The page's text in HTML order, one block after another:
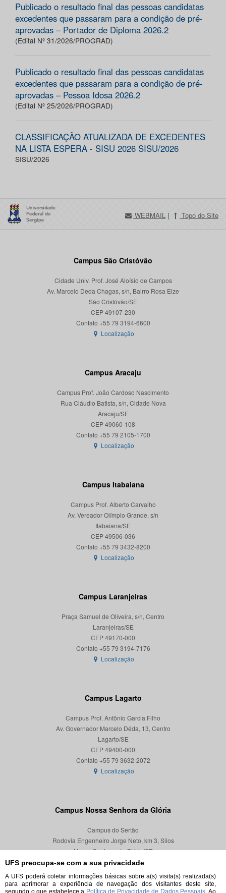
UFS preocupa-se com a sua privacidade
A UFS poderá coletar informações básicas sobre a(s) visita(s) realizada(s)
para aprimorar a experiência de navegação dos visitantes deste site,
segundo o que estabelece a Política de Privacidade de Dados Pessoais. Ao
Publicado o resultado final das pessoas candidatas
excedentes que passaram para a condição de pré-
aprovadas – Portador de Diploma 2026.2
(Edital Nº 31/2026/PROGRAD)
Publicado o resultado final das pessoas candidatas
excedentes que passaram para a condição de pré-
aprovadas – Pessoa Idosa 2026.2
(Edital Nº 25/2026/PROGRAD)
CLASSIFICAÇÃO ATUALIZADA DE EXCEDENTES
NA LISTA ESPERA - SISU 2026 SISU/2026
SISU/2026
WEBMAIL | Topo do Site
Campus São Cristóvão
Cidade Univ. Prof. José Aloísio de Campos
Av. Marcelo Deda Chagas, s/n, Bairro Rosa Elze
São Cristóvão/SE
CEP 49107-230
Localização
Campus Aracaju
Campus Prof. João Cardoso Nascimento
Rua Cláudio Batista, s/n, Cidade Nova
Aracaju/SE
CEP 49060-108
Localização
Campus Itabaiana
Campus Prof. Alberto Carvalho
Av. Vereador Olímpio Grande, s/n
Itabaiana/SE
CEP 49506-036
Localização
Campus Laranjeiras
Praça Samuel de Oliveira, s/n, Centro
Laranjeiras/SE
CEP 49170-000
Localização
Campus Lagarto
Campus Prof. Antônio Garcia Filho
Av. Governador Marcelo Déda, 13, Centro
Lagarto/SE
CEP 49400-000
Localização
Campus Nossa Senhora da Glória
Campus do Sertão
Rodovia Engenheiro Jorge Neto, km 3, Silos
Nossa Senhora da Glória/SE
CEP 49680-000
Localização